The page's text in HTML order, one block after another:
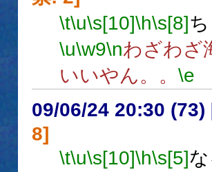
\t\u\s[10]\h\s[8]
\u\w9\nわざわざ
いいやん。。 \e
09/06/24 20:30 (73)
8]
\t\u\s[10]\h\s[5]